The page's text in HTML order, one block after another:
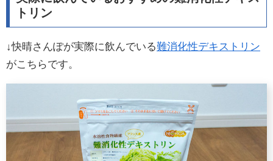
トリン
↓快晴さんぽが実際に飲んでいる難消化性デキストリン
がこちらです。